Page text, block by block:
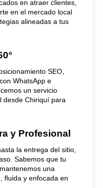
en atraer clientes,
en el mercado local
alineadas a tus
SEO,
WhatsApp e
un servicio
desde Chiriquí para
y Profesional
la entrega del sitio,
Sabemos que tu
una
fluida y enfocada en